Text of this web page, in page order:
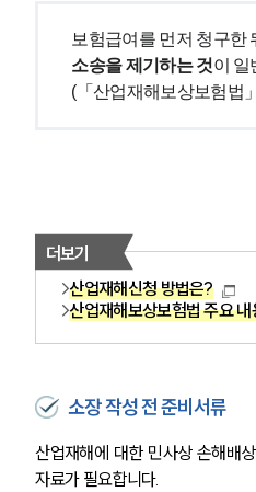
보험급여를 먼저 청구한
소송을 제기하는 것이 일
(「산업재해보상보험법
더보기
산업재해신청 방법은?
산업재해보상보험법 주요
소장 작성 전 준비서류
산업재해에 대한 민사상 손해배
자료가 필요합니다.